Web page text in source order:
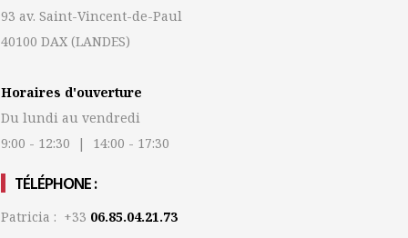
93 av. Saint-Vincent-de-Paul
40100 DAX (LANDES)
Horaires d'ouverture
Du lundi au vendredi
9:00 - 12:30 | 14:00 - 17:30
TÉLÉPHONE :
Patricia : +33 06.85.04.21.73